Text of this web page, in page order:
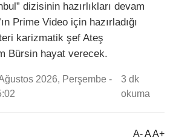
dizisinin hazırlıkları devam
Prime Video için hazırladığı
karizmatik şef Ateş
Bürsin hayat verecek.
2026, Perşembe -
3 dk
okuma
A- A A+